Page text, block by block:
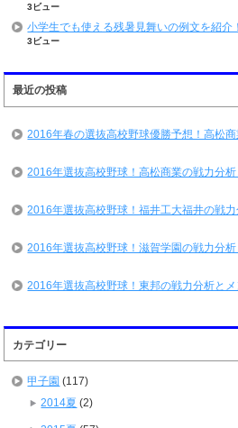
3ビュー
小学生でも使える残暑見舞いの例文を紹介
3ビュー
最近の投稿
2016年春の選抜高校野球優勝予想！高松
2016年選抜高校野球！高松商業の戦力分析
2016年選抜高校野球！福井工大福井の戦力
2016年選抜高校野球！滋賀学園の戦力分
2016年選抜高校野球！東邦の戦力分析と
カテゴリー
甲子園 (117)
2014夏 (2)